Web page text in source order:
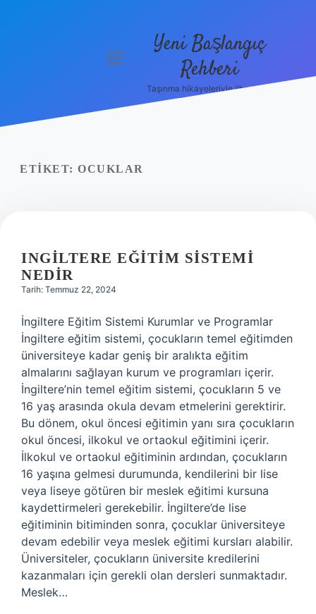
Politikası
menüyü
Yeni Başlangıç
Rehberi
Taşınma hikayeleriyle ilham bul!
ETIKET: OCUKLAR
INGILTERE EĞITIM SISTEMI
NEDIR
Tarih: Temmuz 22, 2024
İngiltere Eğitim Sistemi Kurumlar ve Programlar
İngiltere eğitim sistemi, çocukların temel eğitimden
üniversiteye kadar geniş bir aralıkta eğitim
almalarını sağlayan kurum ve programları içerir.
İngiltere’nin temel eğitim sistemi, çocukların 5 ve
16 yaş arasında okula devam etmelerini gerektirir.
Bu dönem, okul öncesi eğitimin yanı sıra çocukların
okul öncesi, ilkokul ve ortaokul eğitimini içerir.
İlkokul ve ortaokul eğitiminin ardından, çocukların
16 yaşına gelmesi durumunda, kendilerini bir lise
veya liseye götüren bir meslek eğitimi kursuna
kaydettirmeleri gerekebilir. İngiltere’de lise
eğitiminin bitiminden sonra, çocuklar üniversiteye
devam edebilir veya meslek eğitimi kursları alabilir.
Üniversiteler, çocukların üniversite kredilerini
kazanmaları için gerekli olan dersleri sunmaktadır.
Meslek…